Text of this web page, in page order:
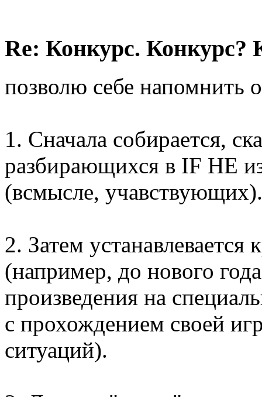
Re: Конкурс. Конкурс?
позволю себе напомнить
1. Сначала собирается,
разбирающихся в IF НЕ
(всмысле, учавствующих).
2. Затем
(например, до нового
произведения на
с прохождением своей
ситуаций).